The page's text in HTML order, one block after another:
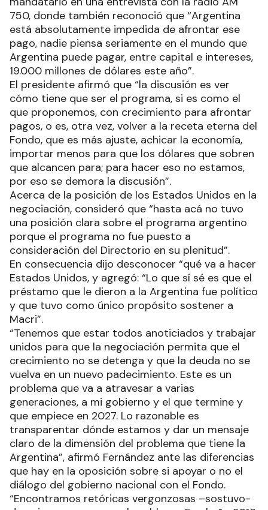
750, donde también reconoció que “Argentina
está absolutamente impedida de afrontar ese
pago, nadie piensa seriamente en el mundo que
Argentina puede pagar, entre capital e intereses,
19.000 millones de dólares este año”.
El presidente afirmó que “la discusión es ver
cómo tiene que ser el programa, si es como el
que proponemos, con crecimiento para afrontar
pagos, o es, otra vez, volver a la receta eterna del
Fondo, que es más ajuste, achicar la economía,
importar menos para que los dólares que sobren
que alcancen para; para hacer eso no estamos,
por eso se demora la discusión”.
Acerca de la posición de los Estados Unidos en la
negociación, consideró que “hasta acá no tuvo
una posición clara sobre el programa argentino
porque el programa no fue puesto a
consideración del Directorio en su plenitud”.
En consecuencia dijo desconocer “qué va a hacer
Estados Unidos, y agregó: “Lo que sí sé es que el
préstamo que le dieron a la Argentina fue político
y que tuvo como único propósito sostener a
Macri”.
“Tenemos que estar todos anoticiados y trabajar
unidos para que la negociación permita que el
crecimiento no se detenga y que la deuda no se
vuelva en un nuevo padecimiento. Este es un
problema que va a atravesar a varias
generaciones, a mi gobierno y el que termine y
que empiece en 2027. Lo razonable es
transparentar dónde estamos y dar un mensaje
claro de la dimensión del problema que tiene la
Argentina”, afirmó Fernández ante las diferencias
que hay en la oposición sobre si apoyar o no el
diálogo del gobierno nacional con el Fondo.
“Encontramos retóricas vergonzosas –sostuvo-